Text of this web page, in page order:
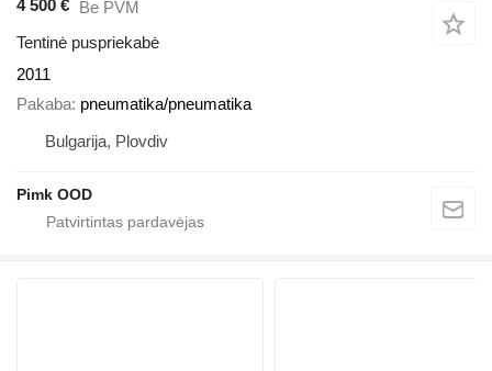
4 500 € Be PVM
Tentinė puspriekabė
2011
Pakaba pneumatika/pneumatika
Bulgarija, Plovdiv
Pimk OOD